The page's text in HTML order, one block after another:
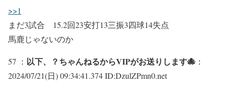
>>1
まだ3試合 15.2回23安打13三振3四球14失点
馬鹿じゃないのか
57 ： 以下、？ちゃんねるからVIPがお送りします🐙 ：
2024/07/21(日) 09:34:41.374 ID:DzulZPmn0.net